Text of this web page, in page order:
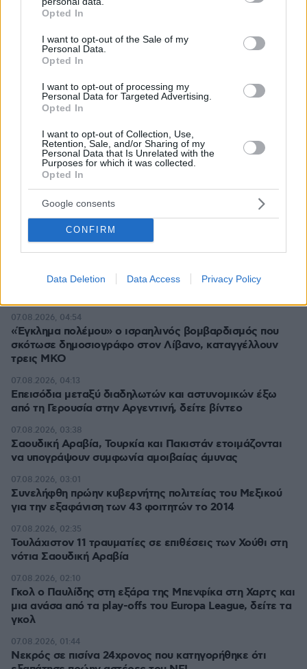
grant or deny consent to Google and its third-party tags to
use your data for below specified purposes in below Google
consent section.
Opted In
I want to opt-out of the Sale of my
Personal Data.
Opted In
I want to opt-out of processing my
Personal Data for Targeted Advertising.
Opted In
I want to opt-out of Collection, Use,
Retention, Sale, and/or Sharing of my
Personal Data that Is Unrelated with the
Purposes for which it was collected.
Opted In
Google consents
CONFIRM
Data Deletion Data Access Privacy Policy
* Υποχρεωτικά πεδία
ΡΟΗ ΕΙΔΗΣΕΩΝ
Ειδήσεις Σχολιασμένα
Πέθανε σε ηλικία 26 ετών η influencer Σίντνεϊ Τάουλ
πριν 20 λεπτά
07.08.2026, 05:00
«Έγκλημα πολέμου» ο ισραηλινός βομβαρδισμός που
σκότωσε δημοσιογράφο στον Λίβανο, καταγγέλλουν
τρεις ΜΚΟ
07.08.2026, 04:54
Επεισόδια μεταξύ διαδηλωτών και αστυνομικών έξω
από τη Γερουσία στην Αργεντινή, δείτε βίντεο
07.08.2026, 04:13
Σαουδική Αραβία, Τουρκία και Πακιστάν ετοιμάζονται
να υπογράψουν συμφωνία αμοιβαίας άμυνας
07.08.2026, 03:38
Συνελήφθη πρώην κυβερνήτης πολιτείας του Μεξικού
για την εξαφάνιση των 43 φοιτητών το 2014
07.08.2026, 03:01
Τουλάχιστον 11 τραυματίες σε επιθέσεις των Χούθι στη
νότια Σαουδική Αραβία
07.08.2026, 02:35
Γκολ ο Παυλίδης στη εξάρα της Μπενφίκα στη Χαρτς και
μια ανάσα από τα play-offs του Europa League, δείτε τα
γκολ
07.08.2026, 02:10
Νεκρός σε πισίνα 24χρονος που κατηγορήθηκε ότι
07.08.2026, 01:44